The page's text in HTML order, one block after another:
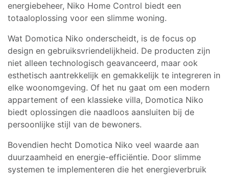
energiebeheer, Niko Home Control biedt een
totaaloplossing voor een slimme woning.
Wat Domotica Niko onderscheidt, is de focus op
design en gebruiksvriendelijkheid. De producten zijn
niet alleen technologisch geavanceerd, maar ook
esthetisch aantrekkelijk en gemakkelijk te integreren in
elke woonomgeving. Of het nu gaat om een modern
appartement of een klassieke villa, Domotica Niko
biedt oplossingen die naadloos aansluiten bij de
persoonlijke stijl van de bewoners.
Bovendien hecht Domotica Niko veel waarde aan
duurzaamheid en energie-efficiëntie. Door slimme
systemen te implementeren die het energieverbruik